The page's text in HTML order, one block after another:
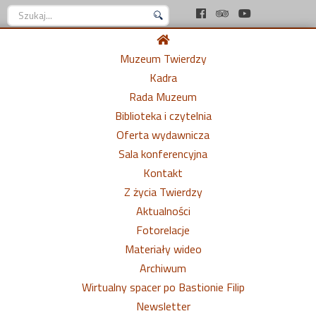
Szukaj...
Muzeum Twierdzy
Kadra
Rada Muzeum
Biblioteka i czytelnia
Oferta wydawnicza
Sala konferencyjna
Kontakt
Z życia Twierdzy
Aktualności
Fotorelacje
Materiały wideo
Archiwum
Wirtualny spacer po Bastionie Filip
Newsletter